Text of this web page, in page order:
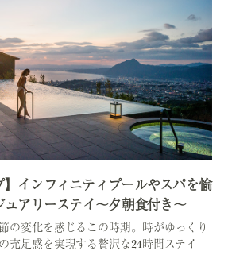
】インフィニティプールやスパを愉
ュアリーステイ～夕朝食付き～
の変化を感じるこの時期。時がゆっくり
充足感を実現する贅沢な24時間ステイ